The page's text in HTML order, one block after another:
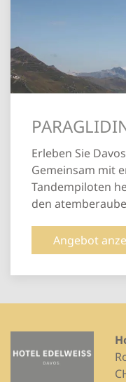
Erleben Sie
Gemeinsam mit
Tandempiloten
den
Angebot